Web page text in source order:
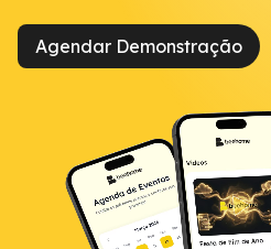
Agendar Demonstração